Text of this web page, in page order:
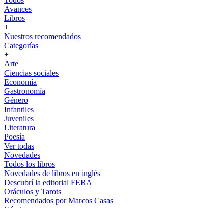
Avances
Libros
+
Nuestros recomendados
Categorías
+
Arte
Ciencias sociales
Economía
Gastronomía
Género
Infantiles
Juveniles
Literatura
Poesía
Ver todas
Novedades
Todos los libros
Novedades de libros en inglés
Descubrí la editorial FERA
Oráculos y Tarots
Recomendados por Marcos Casas